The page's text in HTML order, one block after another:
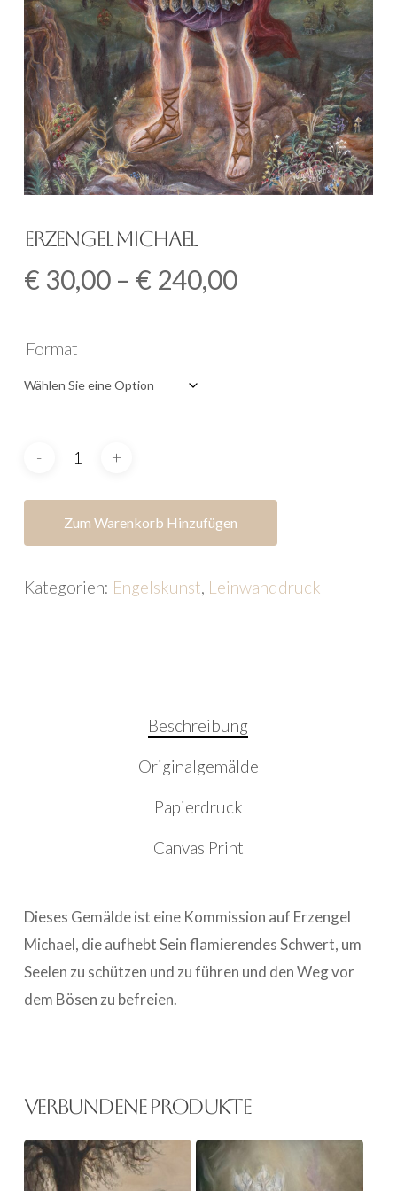
Erzengel Michael
€ 30,00 – € 240,00Preisspanne:
Format
Zum Warenkorb Hinzufügen
Kategorien: Engelskunst, Leinwanddruck
Beschreibung
Originalgemälde
Papierdruck
Canvas Print
Dieses Gemälde ist eine Kommission auf Erzengel
Michael, die aufhebt Sein flamierendes Schwert, um
Seelen zu schützen und zu führen und den Weg vor
dem Bösen zu befreien.
Verbundene Produkte